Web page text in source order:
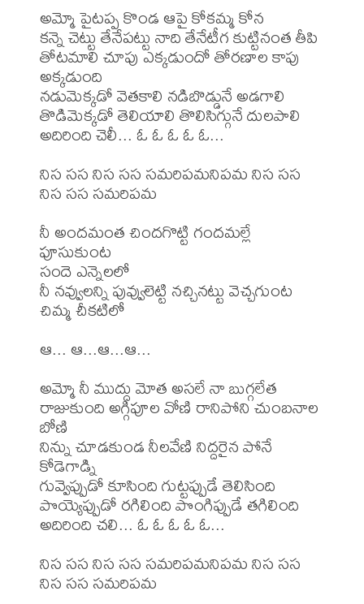
అమ్మో పైటప్ప కొండ ఆపై కోకమ్మ కోన
కన్నె చెట్టు తేనేపట్టు నాది తేనేటీగ కుట్టినంత తీపి
తోటమాలి చూపు ఎక్కడుందో తోరణాల కాపు
అక్కడుంది
నడుమెక్కడో వెతకాలి నడిబొడ్డునే అడగాలి
తొడిమెక్కడో తెలియాలి తొలిసిగ్గునే దులపాలి
అదిరింది చెలీ... ఓ ఓ ఓ ఓ ఓ...
నిస సస నిస సస సమరిపమనిపమ నిస సస
నిస సస సమరిపమ
నీ అందమంత చిందగొట్టి గందమల్లే
పూసుకుంట
సందె ఎన్నెలలో
నీ నవ్వులన్ని పువ్వులెట్టి నచ్చినట్టు వెచ్చగుంట
చిమ్మ చీకటిలో
ఆ... ఆ...ఆ...ఆ...
అమ్మో నీ ముద్దు మోత అసలే నా బుగ్గలేత
రాజుకుంది అగ్గిపూల వోణి రానిపోని చుంబనాల
బోణి
నిన్ను చూడకుండ నీలవేణి నిద్దరైన పోనే
కోడెగాడ్ని
గువ్వెప్పుడో కూసింది గుట్టప్పుడే తెలిసింది
పొయ్యెప్పుడో రగిలింది పొంగిప్పుడే తగిలింది
అదిరింది చలి... ఓ ఓ ఓ ఓ ఓ...
నిస సస నిస సస సమరిపమనిపమ నిస సస
నిస సస సమరిపమ